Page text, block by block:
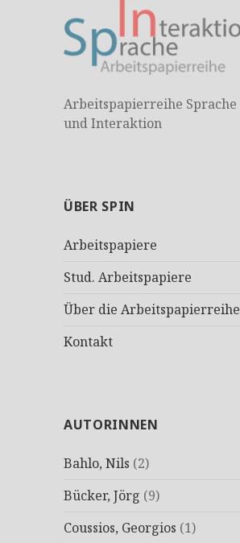
Arbeitspapierreihe Sprache
und Interaktion
ÜBER SPIN
Arbeitspapiere
Stud. Arbeitspapiere
Über die Arbeitspapierreihe
Kontakt
AUTORINNEN
Bahlo, Nils (2)
Bücker, Jörg (9)
Coussios, Georgios (1)